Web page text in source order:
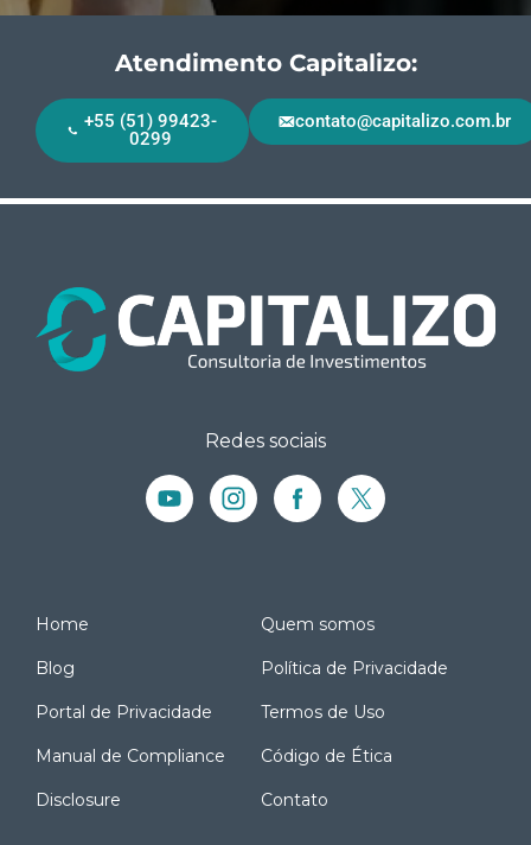
Atendimento Capitalizo:
+55 (51) 99423-
0299
contato@capitalizo.com.br
Redes sociais
Home Quem somos
Blog Política de Privacidade
Portal de Privacidade Termos de Uso
Manual de Compliance Código de Ética
Disclosure Contato